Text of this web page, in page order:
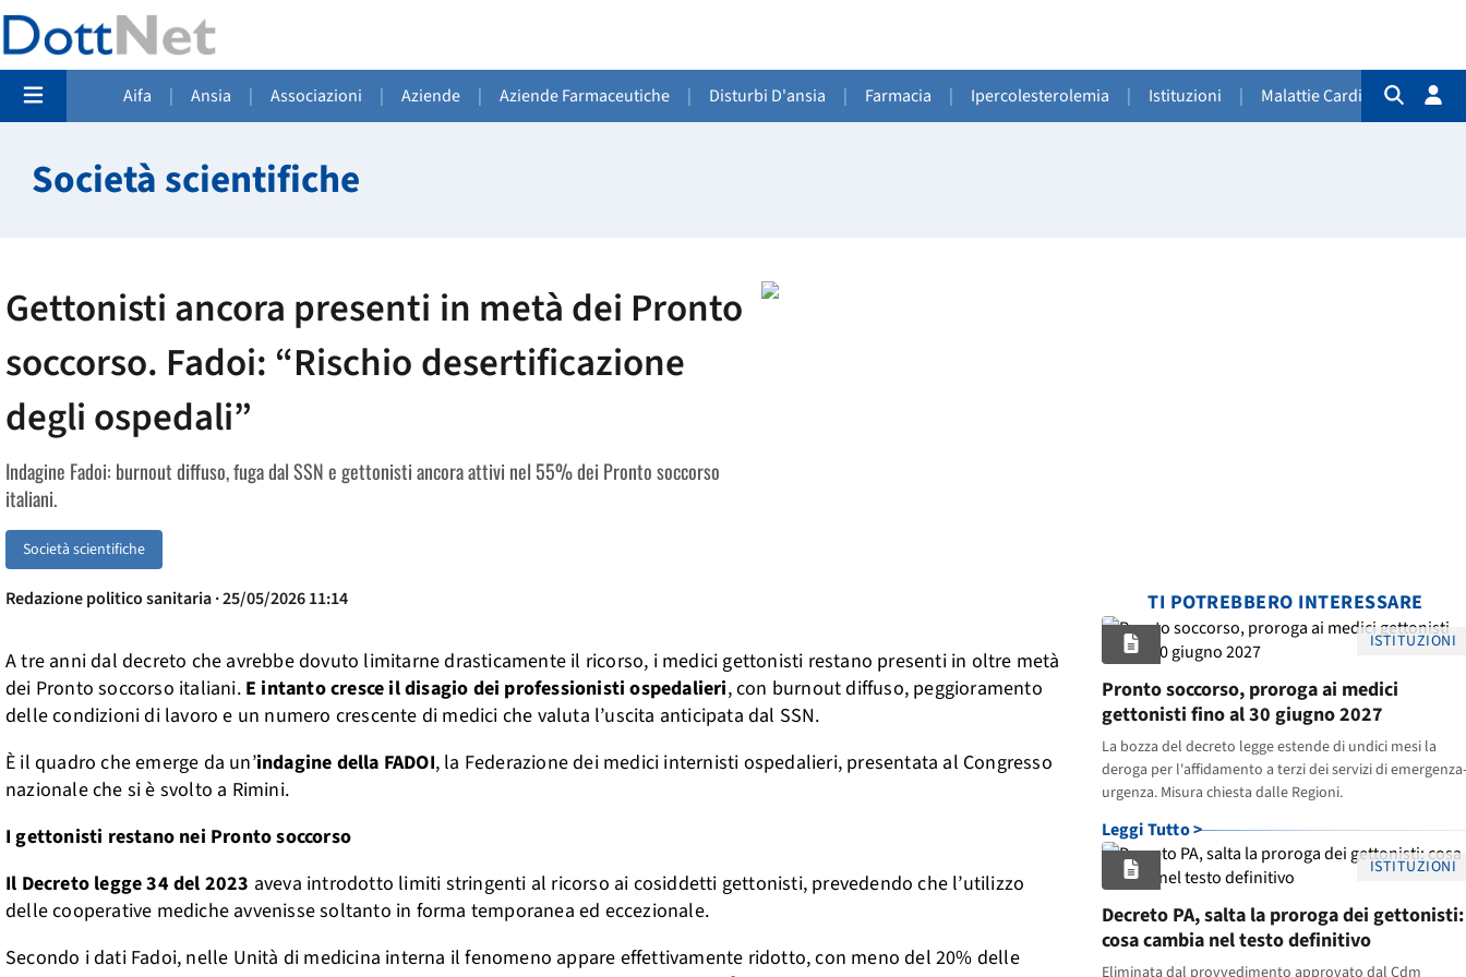
Aifa | Ansia | Associazioni | Aziende | Aziende Farmaceutiche | Disturbi D'ansia | Farmacia | Ipercolesterolemia | Istituzioni | Malattie Cardiovascolari
Società scientifiche
Gettonisti ancora presenti in metà dei Pronto
soccorso. Fadoi: “Rischio desertificazione
degli ospedali”
Indagine Fadoi: burnout diffuso, fuga dal SSN e gettonisti ancora attivi nel 55% dei Pronto soccorso
italiani.
Società scientifiche
Redazione politico sanitaria · 25/05/2026 11:14
A tre anni dal decreto che avrebbe dovuto limitarne drasticamente il ricorso, i medici gettonisti restano presenti in oltre metà
dei Pronto soccorso italiani. E intanto cresce il disagio dei professionisti ospedalieri, con burnout diffuso, peggioramento
delle condizioni di lavoro e un numero crescente di medici che valuta l’uscita anticipata dal SSN.
È il quadro che emerge da un’indagine della FADOI, la Federazione dei medici internisti ospedalieri, presentata al Congresso
nazionale che si è svolto a Rimini.
I gettonisti restano nei Pronto soccorso
Il Decreto legge 34 del 2023 aveva introdotto limiti stringenti al ricorso ai cosiddetti gettonisti, prevedendo che l’utilizzo
delle cooperative mediche avvenisse soltanto in forma temporanea ed eccezionale.
Secondo i dati Fadoi, nelle Unità di medicina interna il fenomeno appare effettivamente ridotto, con meno del 20% delle
TI POTREBBERO INTERESSARE
ISTITUZIONI
Pronto soccorso, proroga ai medici
gettonisti fino al 30 giugno 2027
La bozza del decreto legge estende di undici mesi la
deroga per l'affidamento a terzi dei servizi di emergenza-
urgenza. Misura chiesta dalle Regioni.
Leggi Tutto >
ISTITUZIONI
Decreto PA, salta la proroga dei gettonisti:
cosa cambia nel testo definitivo
Eliminata dal provvedimento approvato dal Cdm